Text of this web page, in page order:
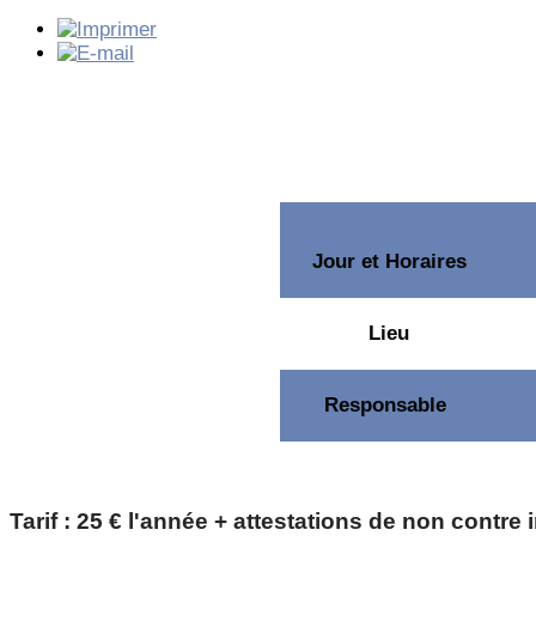
Jour et Horaires
Lieu
Responsable
Tarif : 25 € l'année + attestations de non